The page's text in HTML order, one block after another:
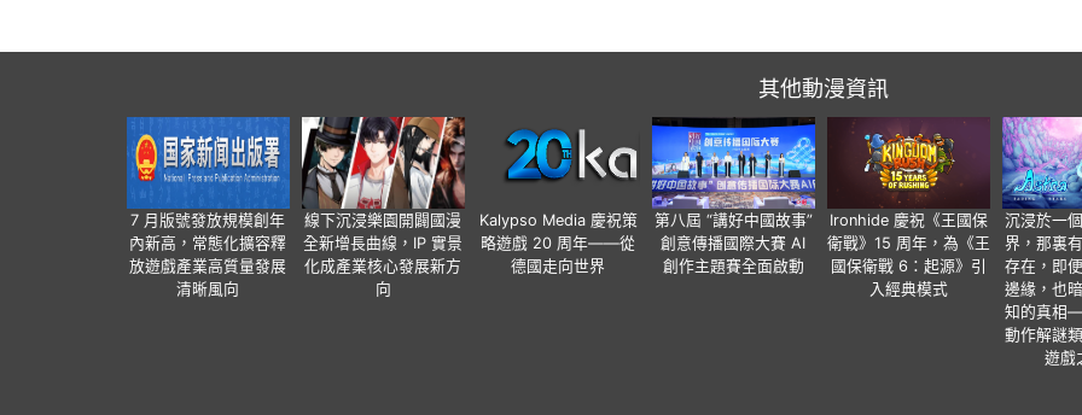
其他動漫資訊
7 月版號發放規模創年
內新高，常態化擴容釋
放遊戲產業高質量發展
清晰風向
線下沉浸樂園開闢國漫
全新增長曲線，IP 實景
化成產業核心發展新方
向
Kalypso Media 慶祝策
略遊戲 20 周年——從
德國走向世界
第八屆 “講好中國故事”
創意傳播國際大賽 AI
創作主題賽全面啟動
Ironhide 慶祝《王國保
衛戰》15 周年，為《王
國保衛戰 6：起源》引
入經典模式
沉浸於一
界，那裏
存在，即
邊緣，也
知的真相
動作解謎
遊戲